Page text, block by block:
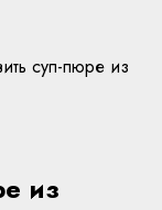
суп-пюре из
из